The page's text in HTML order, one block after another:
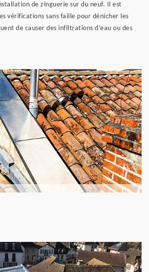
de zinguerie sur du neuf. Il est
vérifications sans faille pour dénicher les
de causer des infiltrations d’eau ou des